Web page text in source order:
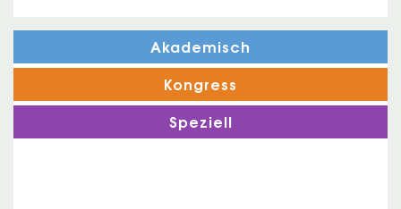
Akademisch
Kongress
Speziell